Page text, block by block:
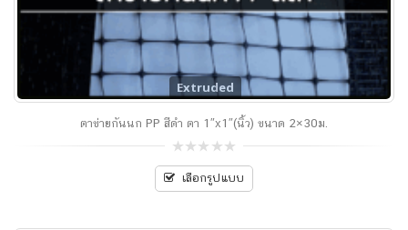
Extruded
ตาข่ายกันนก PP สีดำ ตา 1″x1″(นิ้ว) ขนาด 2×30ม.
0
outเลือกรูปแบบ